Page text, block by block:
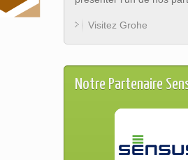
Visitez Grohe
Notre Partenaire